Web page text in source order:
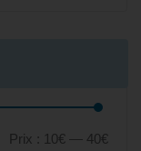
Prix : 10€ — 40€